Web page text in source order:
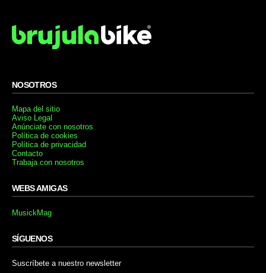
NOSOTROS
Mapa del sitio
Aviso Legal
Anúnciate con nosotros
Política de cookies
Política de privacidad
Contacto
Trabaja con nosotros
WEBS AMIGAS
MusickMag
SÍGUENOS
Suscríbete a nuestro newsletter